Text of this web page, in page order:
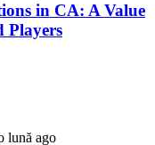
in CA: A Value
Players
lună ago